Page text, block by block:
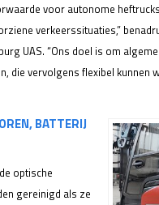
voor autonome
verkeerssituaties,”
UAS. “Ons doel is om
die vervolgens flexibel
BATTERIJ
optische
gereinigd als ze